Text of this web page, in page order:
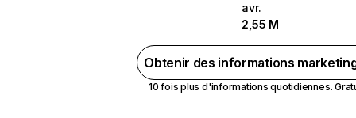
avr.
2,55 M
Obtenir des informations
10 fois plus d'informations quotidiennes.